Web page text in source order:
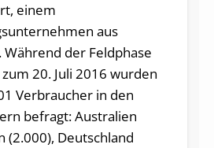
einem
aus
der Feldphase
20. Juli 2016 wurden
Verbraucher in den
befragt: Australien
(2.000), Deutschland